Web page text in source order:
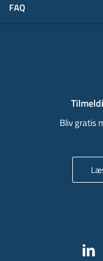
FAQ
Bliv gratis